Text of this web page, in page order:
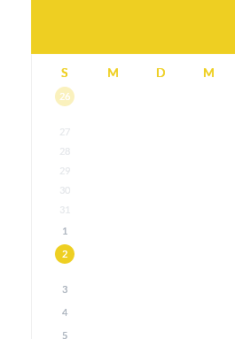
S M D M
26
27
28
29
30
31
1
2
3
4
5